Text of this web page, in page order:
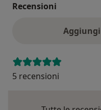
Recensioni
5 recensioni